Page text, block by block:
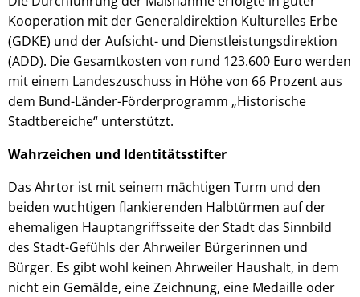
Kooperation mit der Generaldirektion Kulturelles Erbe
(GDKE) und der Aufsicht- und Dienstleistungsdirektion
(ADD). Die Gesamtkosten von rund 123.600 Euro werden
mit einem Landeszuschuss in Höhe von 66 Prozent aus
dem Bund-Länder-Förderprogramm „Historische
Stadtbereiche“ unterstützt.
Wahrzeichen und Identitätsstifter
Das Ahrtor ist mit seinem mächtigen Turm und den
beiden wuchtigen flankierenden Halbtürmen auf der
ehemaligen Hauptangriffsseite der Stadt das Sinnbild
des Stadt-Gefühls der Ahrweiler Bürgerinnen und
Bürger. Es gibt wohl keinen Ahrweiler Haushalt, in dem
nicht ein Gemälde, eine Zeichnung, eine Medaille oder